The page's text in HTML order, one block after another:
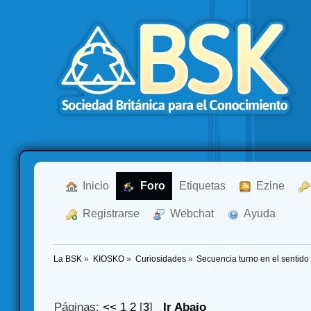
Inicio Foro Etiquetas Ezine
Registrarse Webchat Ayuda
La BSK » KIOSKO» Curiosidades» Secuencia turno en el
Páginas:<< 1 2 [3] Ir Abajo